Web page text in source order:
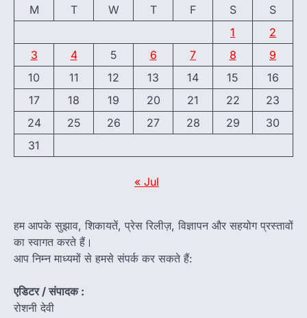
M T W T F S
S
1
2
3
4 5 6 7 8
9
10
11 12 13 14 15
16
17
18 19 20 21 22
23
24
25 26 27 28 29
30
31
« Jul
हम आपके सुझाव, शिकायतें, प्रेस रिलीज़, विज्ञापन और सहयोग प्रस्तावों
का स्वागत करते हैं।
आप निम्न माध्यमों से हमसे संपर्क कर सकते हैं:
एडिटर / संपादक :
रोशनी देवी